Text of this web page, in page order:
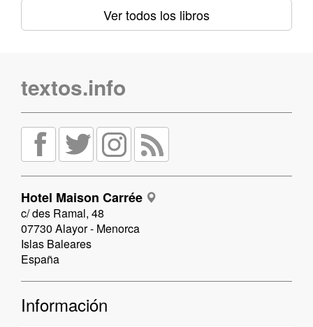
Ver todos los libros
textos.info
Hotel Maison Carrée
c/ des Ramal, 48
07730 Alayor - Menorca
Islas Baleares
España
Información